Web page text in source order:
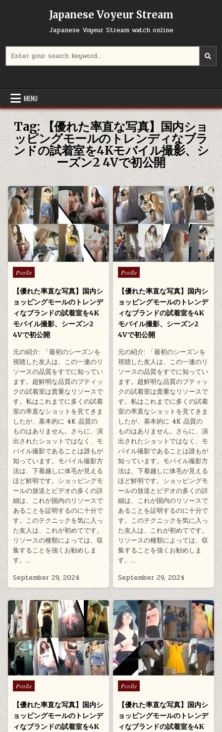
Japanese Voyeur Stream
Japanese Voyeur Stream watch online
for:
MENU
Tag: 【優れた率直な写真】国内ショ
ッピングモールのトレンディなブラ
ンドの試着室を4Kモバイル撮影、シ
ーズン2 4Vで初公開
Posted
in
Pcolle
【優れた率直な写真】国内シ
ョッピングモールのトレンデ
ィなブランドの試着室を4K
モバイル撮影、シーズン2
4Vで初公開
元の紹介: 「最初のシーズンを
視聴した友人は、この一連のリ
ソースの品質をすでに知ってい
ます。超鮮明な品質のブティッ
クの試着室は貴重なリソースで
す。私はこれまでに多くの試着
室の率直なショットを見てきま
したが、基本的に 4K 品質の
ものはありません。さらに、演
出されたショットではなく、モ
バイル撮影であることは誰もが
知っています。モバイル撮影方
法は、下着越しに体毛が見える
ほど鮮明です。ショッピングモ
ールの放送とビデオの多くの詳
細は、これが国内のリソースで
あることを証明するのに十分で
す。このテクニックを気に入っ
た友人は、これが初めてです。
リソースの種類によっては、収
集することを強くお勧めしま
す。…
September 29, 2024
Posted
in
Pcolle
【優れた率直な写真】国内シ
ョッピングモールのトレンデ
ィなブランドの試着室を4K
モバイル撮影、シーズン2
4Vで初公開
元の紹介: 「最初のシーズンを
視聴した友人は、この一連のリ
ソースの品質をすでに知ってい
ます。超鮮明な品質のブティッ
クの試着室は貴重なリソースで
す。私はこれまでに多くの試着
室の率直なショットを見てきま
したが、基本的に 4K 品質の
ものはありません。さらに、演
出されたショットではなく、モ
バイル撮影であることは誰もが
知っています。モバイル撮影方
法は、下着越しに体毛が見える
ほど鮮明です。ショッピングモ
ールの放送とビデオの多くの詳
細は、これが国内のリソースで
あることを証明するのに十分で
す。このテクニックを気に入っ
た友人は、これが初めてです。
リソースの種類によっては、収
集することを強くお勧めしま
す。…
September 29, 2024
Posted
Pcolle
【優れた率直な写真】国内シ
ョッピングモールのトレンデ
ィなブランドの試着室を4K
Posted
Pcolle
【優れた率直な写真】国内シ
ョッピングモールのトレンデ
ィなブランドの試着室を4K